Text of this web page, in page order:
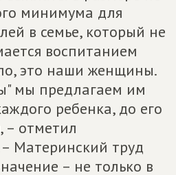
минимума для
в семье, который не
воспитанием
это наши женщины.
мы предлагаем им
ребенка, до его
– отметил
Материнский труд
– не только в